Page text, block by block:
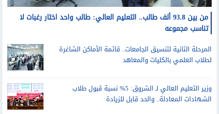
من بين 93.8 ألف طالب.. التعليم العالي: طالب واحد اختار رغبات لا
تناسب مجموعه
لطلاب العلمي بالكليات والمعاهد
الشهادات المعادلة.. والحد قابل للزيادة